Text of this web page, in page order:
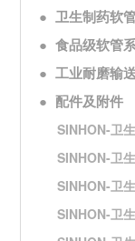
● 卫生制药软
● 食品级软管
● 工业耐磨输
● 配件及附件
SINHON-卫
SINHON-卫
SINHON-卫
SINHON-卫